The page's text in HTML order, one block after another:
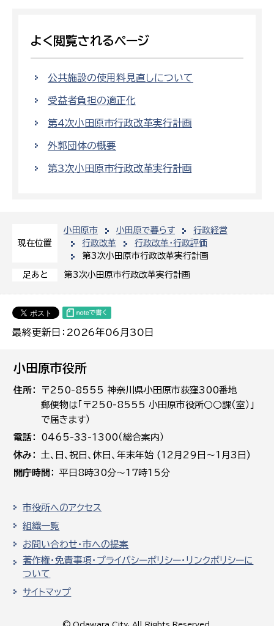
現在位置
小田原市 小田原で暮らす
行政経営
行政改革
行政改革・行政評価
第3次小田原市行政改革実行計画
足あと 第3次小田原市行政改革実行計画
最終更新日：2026年06月30日
よく閲覧されるページ
公共施設の使用料見直しについて
受益者負担の適正化
第4次小田原市行政改革実行計画
外郭団体の概要
第3次小田原市行政改革実行計画
小田原市役所
住所
〒250-8555 神奈川県小田原市荻窪300番地
郵便物は「〒250-8555 小田原市役所○○課（室）」
で届きます）
電話
0465-33-1300（総合案内）
休み
土､日､祝日、休日、年末年始 (12月29日～1月3日)
開庁時間
平日8時30分～17時15分
市役所へのアクセス
組織一覧
お問い合わせ・市への提案
著作権・免責事項・プライバシーポリシー・リンクポリシーに
ついて
サイトマップ
© Odawara City, All Rights Reserved.